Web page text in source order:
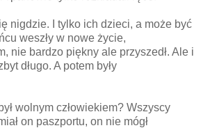
nigdzie. I tylko ich dzieci, a może być
weszły w nowe życie,
nie bardzo piękny ale przyszedł. Ale i
długo. A potem były
wolnym człowiekiem? Wszyscy
on paszportu, on nie mógł